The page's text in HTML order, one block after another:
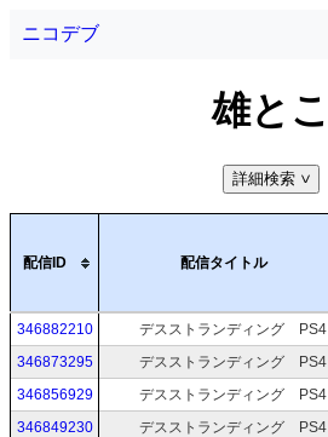
ニコデブ
雄とこ
詳細検索 >
配信ID 配信タイトル
346882210 デスストランディング PS4
346873295
デスストランディング PS4
346856929
デスストランディング PS4
346849230
デスストランディング PS4